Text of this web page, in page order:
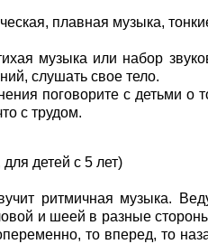
плавная музыка,
музыка или набор
слушать свое тело.
поговорите с детьми
с трудом.
детей с 5 лет)
ритмичная музыка.
и шеей в разные
то вперед, то